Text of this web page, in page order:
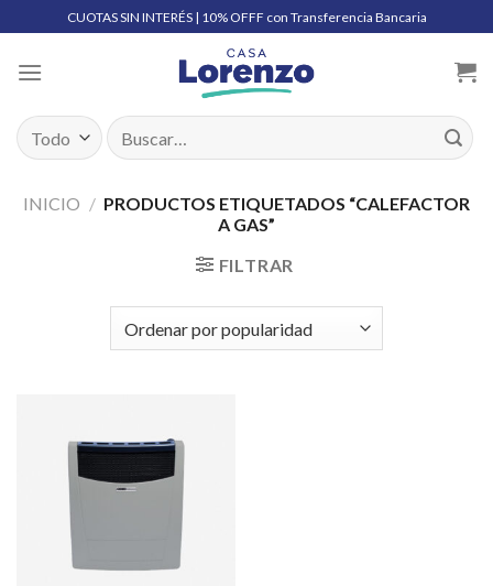
to
content
CUOTAS SIN INTERÉS | 10% OFFF con Transferencia Bancaria
Buscar
por:
INICIO / PRODUCTOS ETIQUETADOS “CALEFACTOR
A GAS”
FILTRAR